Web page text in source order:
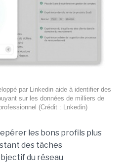
par Linkedin aide à identifier des
sur les données de milliers de
(Crédit : Lnkedin)
les bons profils plus
des tâches
du réseau